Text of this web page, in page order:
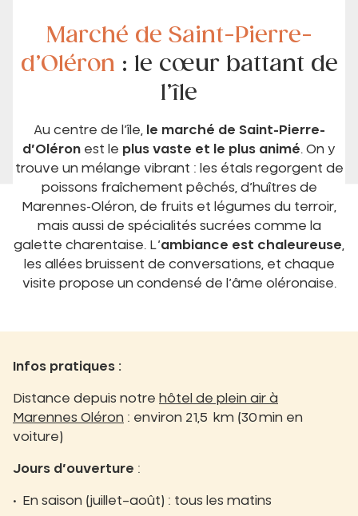
Marché de Saint-Pierre-
d’Oléron : le cœur battant de
l’île
Au centre de l’île, le marché de Saint-Pierre-
d’Oléron est le plus vaste et le plus animé. On y
trouve un mélange vibrant : les étals regorgent de
poissons fraîchement pêchés, d’huîtres de
Marennes-Oléron, de fruits et légumes du terroir,
mais aussi de spécialités sucrées comme la
galette charentaise. L’ambiance est chaleureuse,
les allées bruissent de conversations, et chaque
visite propose un condensé de l’âme oléronaise.
Infos pratiques :
Distance depuis notre hôtel de plein air à
Marennes Oléron : environ 21,5 km (30 min en
voiture)
Jours d’ouverture :
En saison (juillet–août) : tous les matins